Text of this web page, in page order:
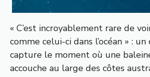
« C’est incroyablement rare de
comme celui-ci dans l’océan » :
capture le moment où une
accouche au large des côtes